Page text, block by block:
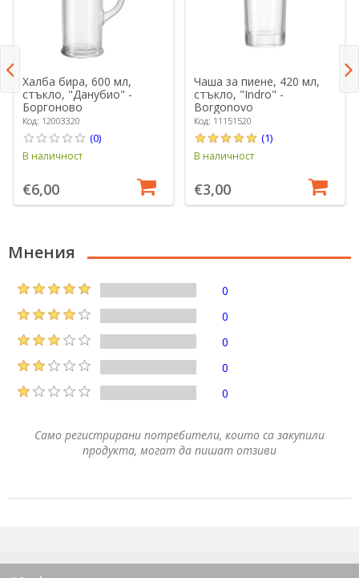
Халба бира, 600 мл,
стъкло, "Данубио" -
Боргоново
Код: 12003320
(0)
В наличност
€6,00
Чаша за пиене, 420 мл,
стъкло, "Indro" -
Borgonovo
Код: 11151520
(1)
В наличност
€3,00
Мнения
0
0
0
0
0
Само регистрирани потребители, които са закупили
продукта, могат да пишат отзиви